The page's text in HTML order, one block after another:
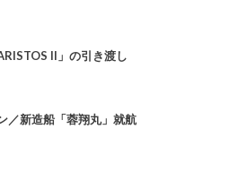
II」の引き渡し
／新造船「蓉翔丸」就航